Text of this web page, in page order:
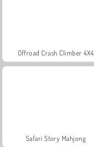
Offroad Crash Climber 4X4
Safari Story Mahjong